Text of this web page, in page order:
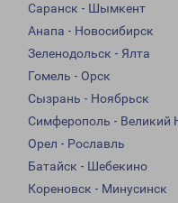
Саранск - Шымкент
Анапа - Новосибирск
Зеленодольск - Ялта
Гомель - Орск
Сызрань - Ноябрьск
Симферополь - Великий
Орел - Рославль
Батайск - Шебекино
Кореновск - Минусинск